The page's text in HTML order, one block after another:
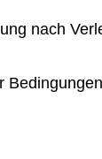
nach